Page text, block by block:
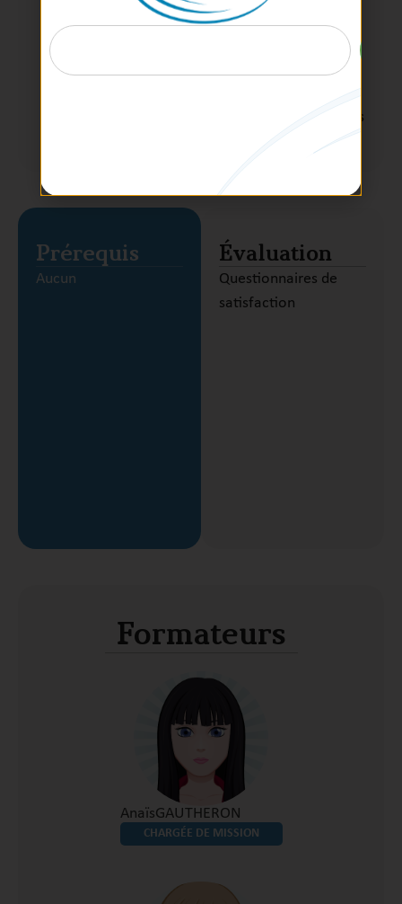
continue : PDCA
Evaluer sa démarche et se réajuster selon les
Prérequis
Aucun
Évaluation
Questionnaires de
satisfaction
Formateurs
AnaïsGAUTHERON
CHARGÉE DE MISSION